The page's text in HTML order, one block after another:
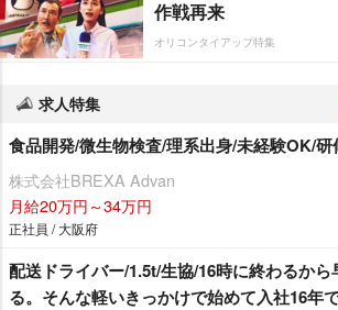
作戦再来
オリコンタイアップ特集
求人特集
食品開発/微生物検査/理系出身/未経験OK/研
株式会社BREXA Advan
月給20万円～34万円
正社員 / 大阪府
配送ドライバー/1.5t/生協/16時に終わるか
る。そんな軽いきっかけで始めて入社16年